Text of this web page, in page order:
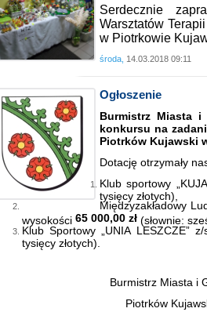
Serdecznie
Warsztatów
w Piotrkowie
środa, 14.03.2018 09:11
Ogłoszenie
Burmistrz Miasta i
konkursu na
Piotrków Kujawski
Dotację otrzymały
Klub sportowy
tysięcy złotych),
Międzyzakładowy
wysokości 65 000,00 zł (słownie:
Klub Sportowy „UNIA LESZCZE”
tysięcy złotych).
Miasta i